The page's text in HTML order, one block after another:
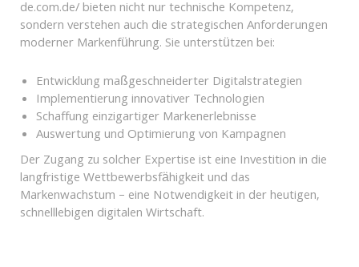
de.com.de/ bieten nicht nur technische Kompetenz,
sondern verstehen auch die strategischen Anforderungen
moderner Markenführung. Sie unterstützen bei:
Entwicklung maßgeschneiderter Digitalstrategien
Implementierung innovativer Technologien
Schaffung einzigartiger Markenerlebnisse
Auswertung und Optimierung von Kampagnen
Der Zugang zu solcher Expertise ist eine Investition in die
langfristige Wettbewerbsfähigkeit und das
Markenwachstum – eine Notwendigkeit in der heutigen,
schnelllebigen digitalen Wirtschaft.